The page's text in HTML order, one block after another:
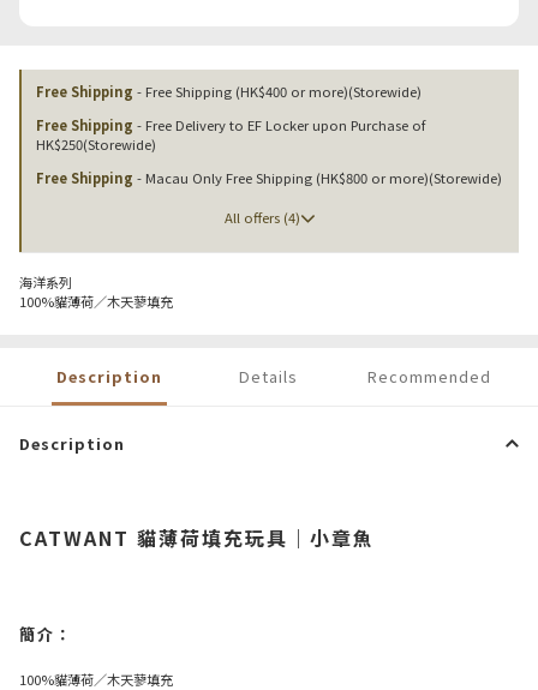
Free Shipping - Free Shipping (HK$400 or more)(Storewide)
Free Shipping - Free Delivery to EF Locker upon Purchase of
HK$250(Storewide)
Free Shipping - Macau Only Free Shipping (HK$800 or more)(Storewide)
All offers (4)
海洋系列
100%貓薄荷／木天蓼填充
Description Details Recommended
Description
CATWANT 貓薄荷填充玩具｜小章魚
簡介：
100%貓薄荷／木天蓼填充